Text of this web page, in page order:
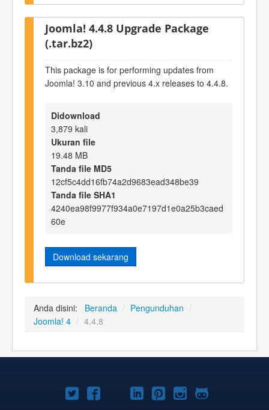
Joomla! 4.4.8 Upgrade Package
(.tar.bz2)
This package is for performing updates from
Joomla! 3.10 and previous 4.x releases to 4.4.8.
Didownload
3,879 kali
Ukuran file
19.48 MB
Tanda file MD5
12cf5c4dd16fb74a2d9683ead348be39
Tanda file SHA1
4240ea98f9977f934a0e7197d1e0a25b3caed
60e
Download sekarang
Anda disini: Beranda / Pengunduhan /
Joomla! 4 / 4.4.8
Joomla!Joomla!Joomla!
Joomla!Joomla!
Joomla!Joomla!